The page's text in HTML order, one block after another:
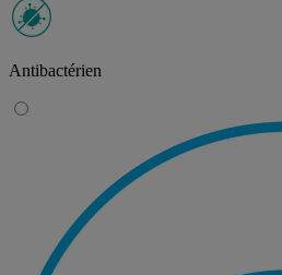
Antibactérien